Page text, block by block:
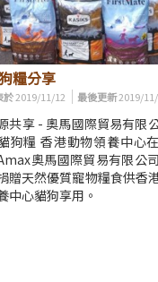
糧分享
於2019/11/12 最後更新2019/
共享 - 奧馬國際貿易有限
狗糧 香港動物領養中心
奧馬國際貿易有限公
贈天然優質寵物糧食供香
中心貓狗享用。